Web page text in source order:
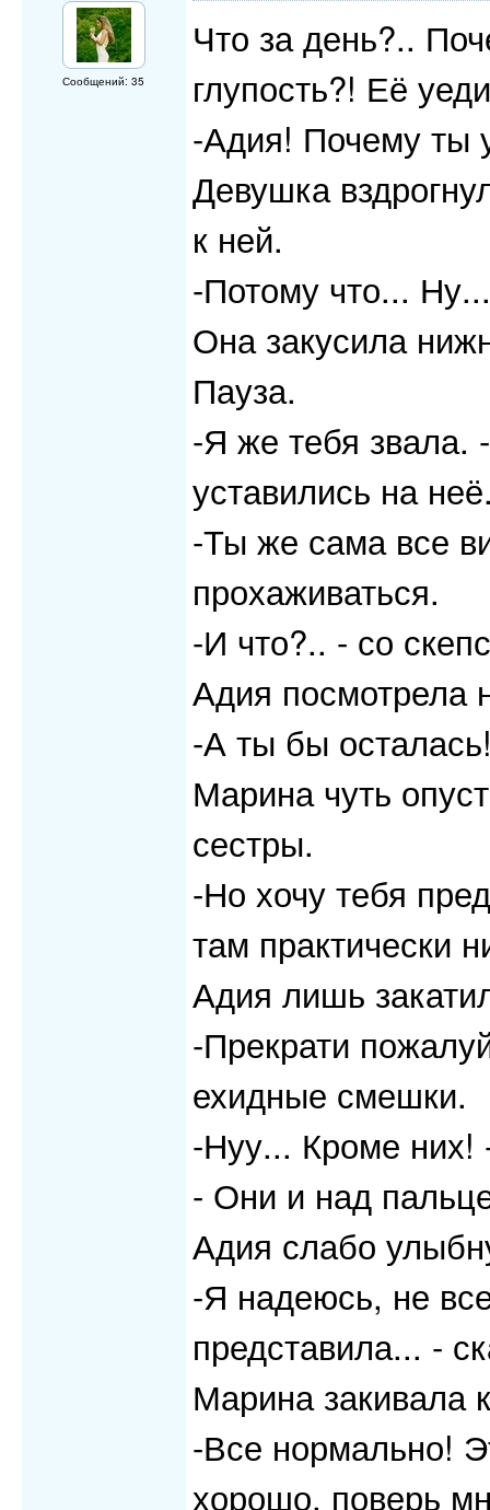
Сообщений: 35
Что за день?..
глупость?! Её
-Адия! Почему ты
Девушка
к ней.
-Потому что...
Она закусила
Пауза.
-Я же тебя звала.
уставились на
-Ты же сама все
прохаживаться.
-И что?.. - со
Адия посмотрела
-А ты бы
Марина чуть
сестры.
-Но хочу тебя
там практически
Адия лишь
-Прекрати
ехидные смешки.
-Нуу... Кроме них!
- Они и над
Адия слабо
-Я надеюсь, не
представила... -
Марина закивала
-Все нормально!
хорошо, поверь